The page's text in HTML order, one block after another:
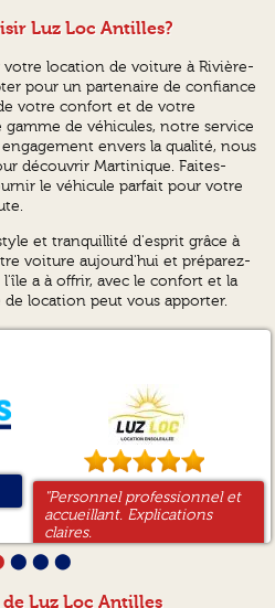
Luz Loc Antilles?
votre location de voiture à Rivière-
pour un partenaire de confiance
votre confort et de votre
de véhicules, notre service
envers la qualité, nous
découvrir Martinique. Faites-
le véhicule parfait pour votre
et tranquillité d'esprit grâce à
voiture aujourd'hui et préparez-
a à offrir, avec le confort et la
location peut vous apporter.
"Personnel professionnel et
accueillant. Explications
claires.
Avons bénéficié d'un
surclassement du véhicule
faire en fin de matinée mais
"Tout simplement parfait
rien à redire communication
et disponibilité parfaite. "
"Ponctualite et sourire, avec
livraison a l hotel. Je
recommande"
⬤ ⬤ ⬤
Luz Loc Antilles